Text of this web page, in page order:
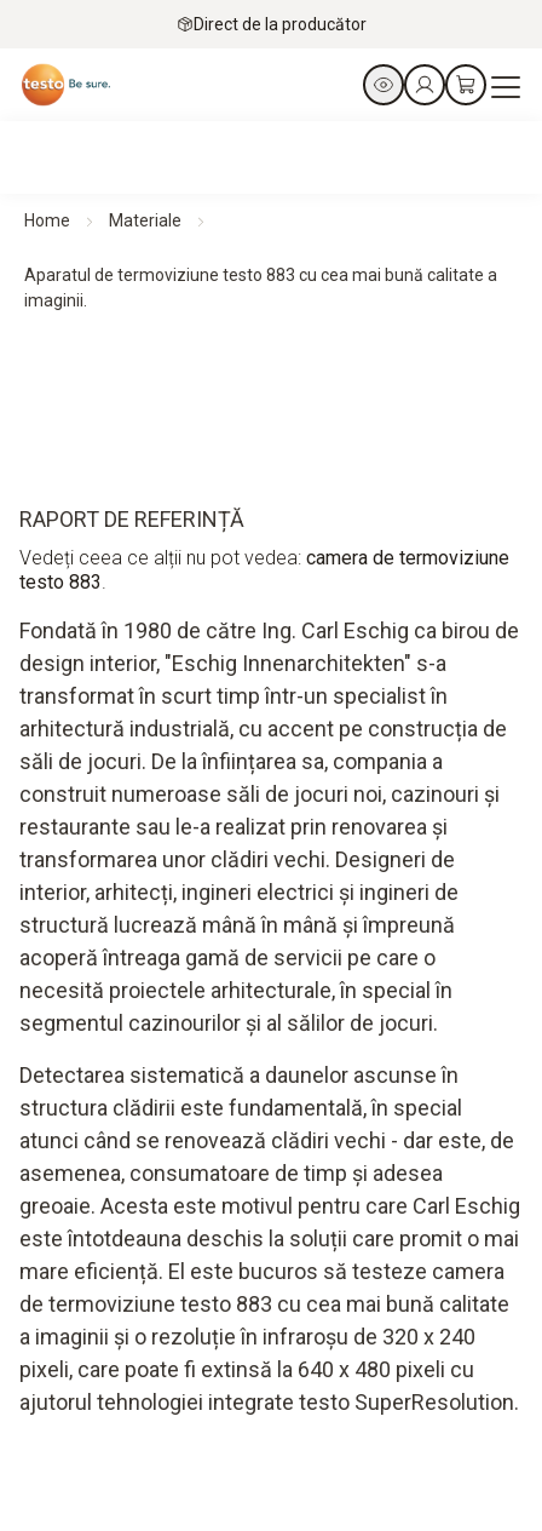
Direct de la producător
Home Materiale
Aparatul de termoviziune testo 883 cu cea mai bună calitate a
imaginii.
RAPORT DE REFERINȚĂ
Vedeți ceea ce alții nu pot vedea: camera de termoviziune
testo 883.
Fondată în 1980 de către Ing. Carl Eschig ca birou de
design interior, "Eschig Innenarchitekten" s-a
transformat în scurt timp într-un specialist în
arhitectură industrială, cu accent pe construcția de
săli de jocuri. De la înființarea sa, compania a
construit numeroase săli de jocuri noi, cazinouri și
restaurante sau le-a realizat prin renovarea și
transformarea unor clădiri vechi. Designeri de
interior, arhitecți, ingineri electrici și ingineri de
structură lucrează mână în mână și împreună
acoperă întreaga gamă de servicii pe care o
necesită proiectele arhitecturale, în special în
segmentul cazinourilor și al sălilor de jocuri.
Detectarea sistematică a daunelor ascunse în
structura clădirii este fundamentală, în special
atunci când se renovează clădiri vechi - dar este, de
asemenea, consumatoare de timp și adesea
greoaie. Acesta este motivul pentru care Carl Eschig
este întotdeauna deschis la soluții care promit o mai
mare eficiență. El este bucuros să testeze camera
de termoviziune testo 883 cu cea mai bună calitate
a imaginii și o rezoluție în infraroșu de 320 x 240
pixeli, care poate fi extinsă la 640 x 480 pixeli cu
ajutorul tehnologiei integrate testo SuperResolution.